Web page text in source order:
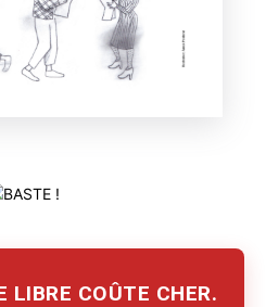
LIBRE COÛTE CHER.